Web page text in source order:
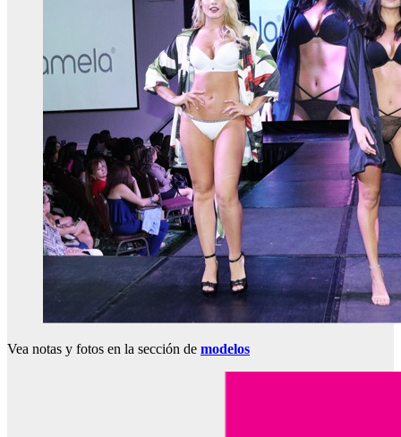
Vea notas y fotos en la sección de modelos